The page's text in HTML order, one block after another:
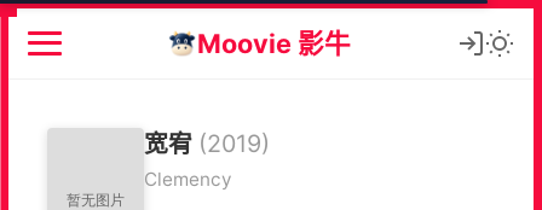
Moovie 影牛
宽宥 (2019)
Clemency